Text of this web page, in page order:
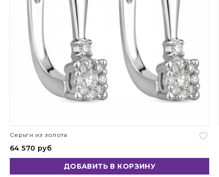
Серьги из золота
64 570 руб
ДОБАВИТЬ В КОРЗИНУ